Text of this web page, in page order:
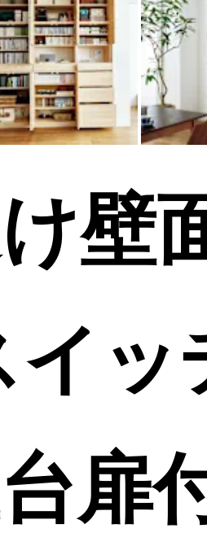
壁
ッ
扉